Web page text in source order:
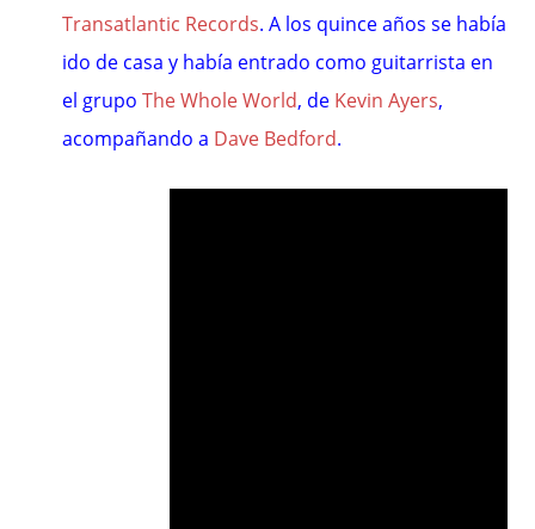
Transatlantic Records. A los quince años se había
ido de casa y había entrado como guitarrista en
el grupoThe Whole World, de Kevin Ayers,
acompañando a Dave Bedford.